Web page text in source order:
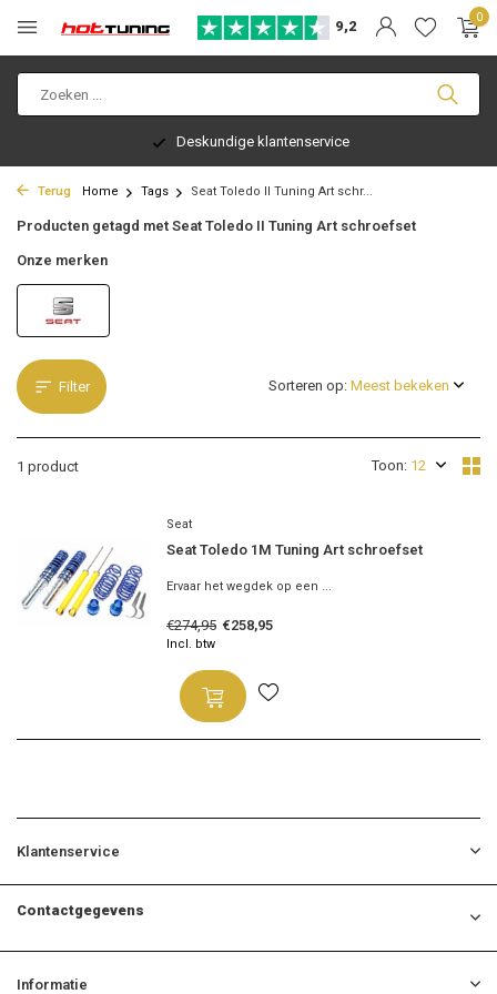
9,2
0
Deskundige klantenservice
Terug Home Tags Seat Toledo II Tuning Art schr...
Producten getagd met Seat Toledo II Tuning Art schroefset
Onze merken
Filter
1 product Toon:
Sorteren op:
Seat
Seat Toledo 1M Tuning Art schroefset
Ervaar het wegdek op een ...
€274,95 €258,95
Incl. btw
Klantenservice
Contactgegevens
Informatie